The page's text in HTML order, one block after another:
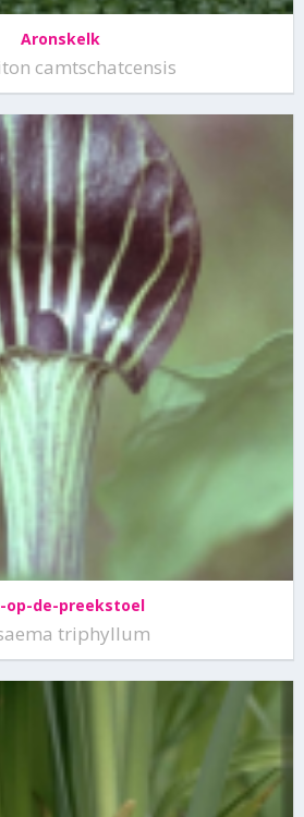
Aronskelk
camtschatcensis
op-de-preekstoel
triphyllum